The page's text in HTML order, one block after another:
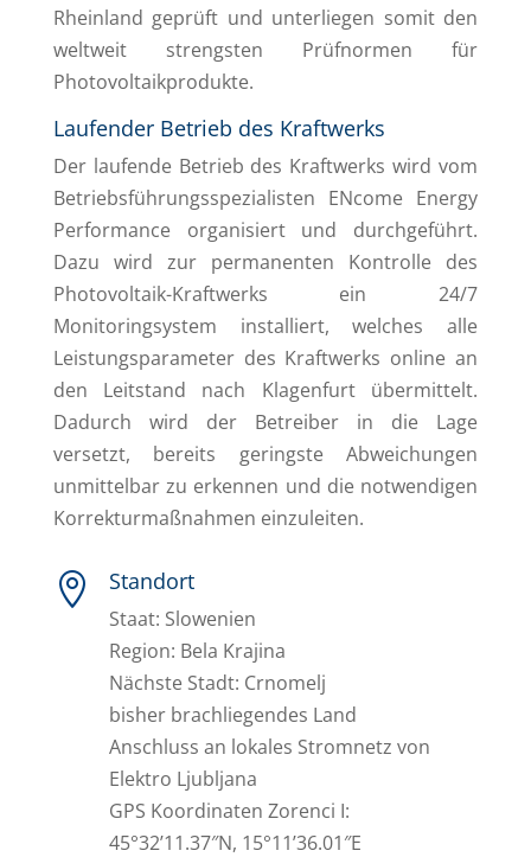
Rheinland geprüft und unterliegen somit den
weltweit strengsten Prüfnormen für
Photovoltaikprodukte.
Laufender Betrieb des Kraftwerks
Der laufende Betrieb des Kraftwerks wird vom
Betriebsführungsspezialisten ENcome Energy
Performance organisiert und durchgeführt.
Dazu wird zur permanenten Kontrolle des
Photovoltaik-Kraftwerks ein 24/7
Monitoringsystem installiert, welches alle
Leistungsparameter des Kraftwerks online an
den Leitstand nach Klagenfurt übermittelt.
Dadurch wird der Betreiber in die Lage
versetzt, bereits geringste Abweichungen
unmittelbar zu erkennen und die notwendigen
Korrekturmaßnahmen einzuleiten.
 Standort
Staat: Slowenien
Region: Bela Krajina
Nächste Stadt: Crnomelj
bisher brachliegendes Land
Anschluss an lokales Stromnetz von
Elektro Ljubljana
GPS Koordinaten Zorenci I:
45°32’11.37″N, 15°11’36.01″E